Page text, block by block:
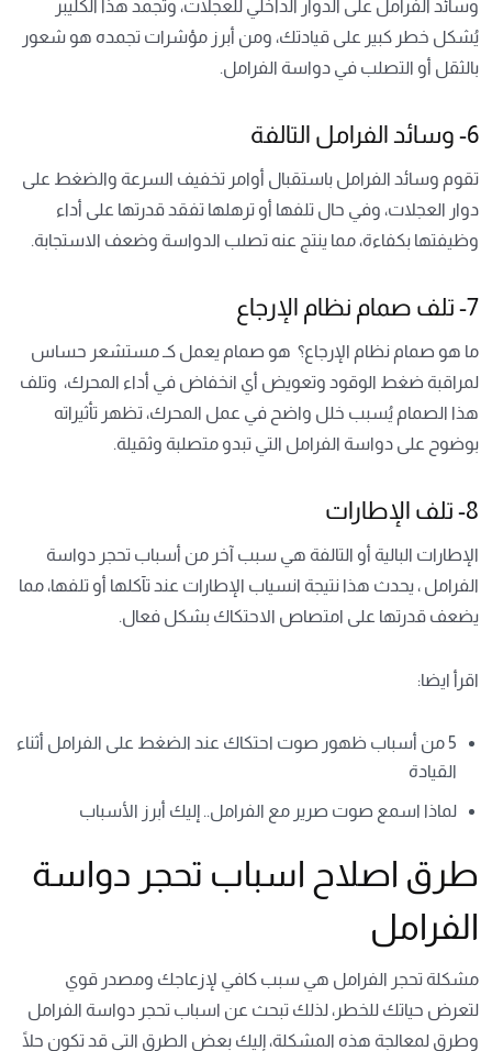
وسائد الفرامل على الدوار الداخلي للعجلات، وتجمد هذا الكليبر
يُشكل خطر كبير على قيادتك، ومن أبرز مؤشرات تجمده هو شعور
بالثقل أو التصلب في دواسة الفرامل.
6- وسائد الفرامل التالفة
تقوم وسائد الفرامل باستقبال أوامر تخفيف السرعة والضغط على
دوار العجلات، وفي حال تلفها أو ترهلها تفقد قدرتها على أداء
وظيفتها بكفاءة، مما ينتج عنه تصلب الدواسة وضعف الاستجابة.
7- تلف صمام نظام الإرجاع
ما هو صمام نظام الإرجاع؟ هو صمام يعمل كـ مستشعر حساس
لمراقبة ضغط الوقود وتعويض أي انخفاض في أداء المحرك، وتلف
هذا الصمام يُسبب خلل واضح في عمل المحرك، تظهر تأثيراته
بوضوح على دواسة الفرامل التي تبدو متصلبة وثقيلة.
8- تلف الإطارات
الإطارات البالية أو التالفة هي سبب آخر من أسباب تحجر دواسة
الفرامل ، يحدث هذا نتيجة انسياب الإطارات عند تآكلها أو تلفها، مما
يضعف قدرتها على امتصاص الاحتكاك بشكل فعال.
اقرأ ايضا:
5 من أسباب ظهور صوت احتكاك عند الضغط على الفرامل أثناء
القيادة
لماذا اسمع صوت صرير مع الفرامل.. إليك أبرز الأسباب
طرق اصلاح اسباب تحجر دواسة
الفرامل
مشكلة تحجر الفرامل هي سبب كافي لإزعاجك ومصدر قوي
لتعرض حياتك للخطر، لذلك تبحث عن اسباب تحجر دواسة الفرامل
وطرق لمعالجة هذه المشكلة، إليك بعض الطرق التي قد تكون حلًا